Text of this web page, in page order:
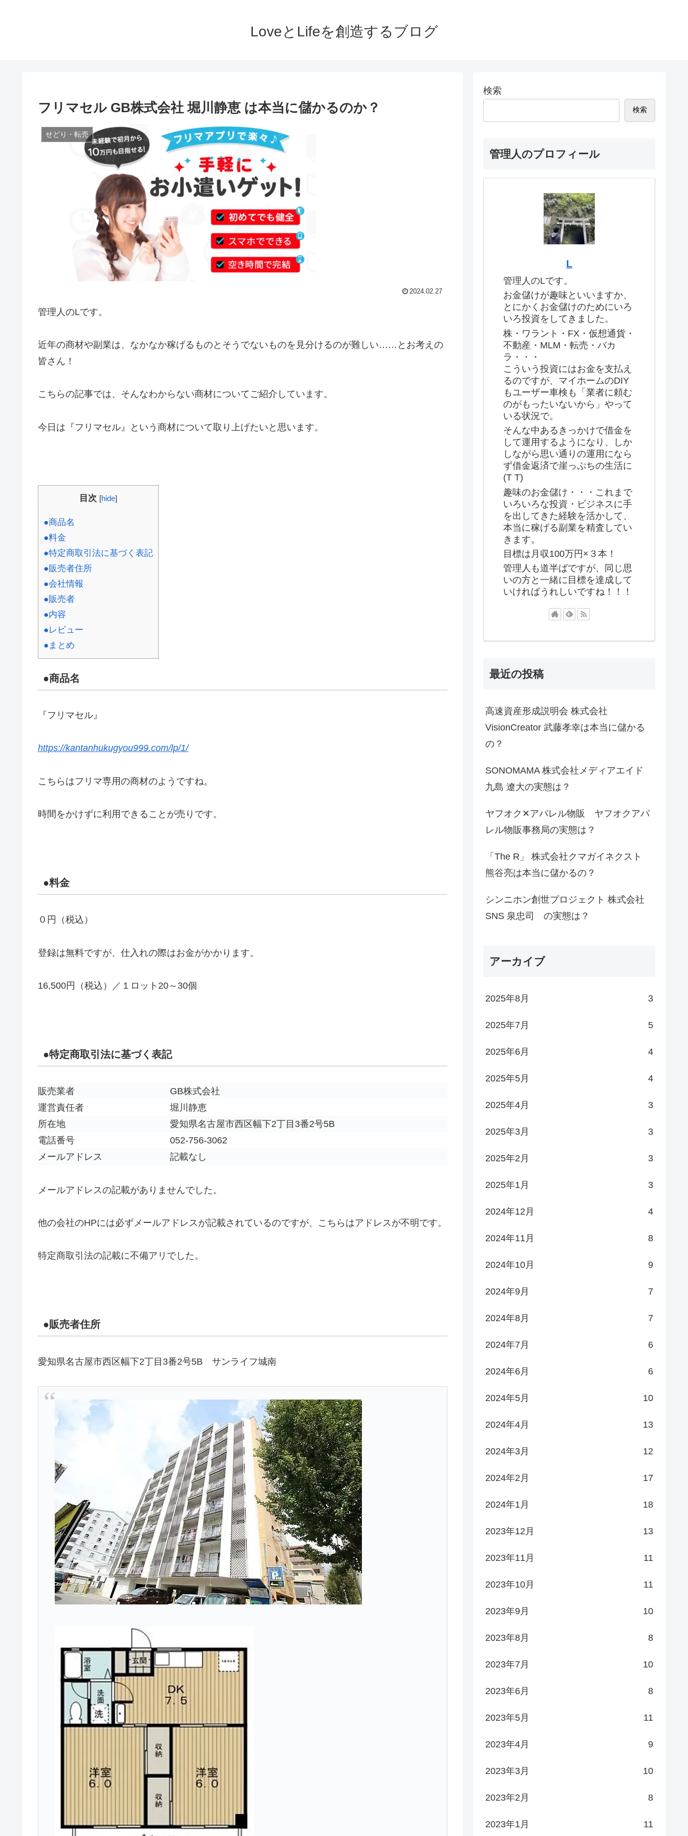
LoveとLifeを創造するブログ
フリマセル GB株式会社 堀川静恵 は本当に儲かるのか？
せどり・転売
2024.02.27
管理人のLです。
近年の商材や副業は、なかなか稼げるものとそうでないものを見分けるのが難しい……とお考えの
皆さん！
こちらの記事では、そんなわからない商材についてご紹介しています。
今日は『フリマセル』という商材について取り上げたいと思います。
目次 [hide]
●商品名
●料金
●特定商取引法に基づく表記
●販売者住所
●会社情報
●販売者
●内容
●レビュー
●まとめ
●商品名
『フリマセル』
https://kantanhukugyou999.com/lp/1/
こちらはフリマ専用の商材のようですね。
時間をかけずに利用できることが売りです。
●料金
０円（税込）
登録は無料ですが、仕入れの際はお金がかかります。
16,500円（税込）／１ロット20～30個
●特定商取引法に基づく表記
販売業者
GB株式会社
運営責任者
堀川静恵
所在地
愛知県名古屋市西区幅下2丁目3番2号5B
電話番号
052-756-3062
メールアドレス
記載なし
メールアドレスの記載がありませんでした。
他の会社のHPには必ずメールアドレスが記載されているのですが、こちらはアドレスが不明です。
特定商取引法の記載に不備アリでした。
●販売者住所
愛知県名古屋市西区幅下2丁目3番2号5B サンライフ城南
検索
検索
管理人のプロフィール
L
管理人のLです。
お金儲けが趣味といいますか、
とにかくお金儲けのためにいろ
いろ投資をしてきました。
株・ワラント・FX・仮想通貨・
不動産・MLM・転売・バカ
ラ・・・
こういう投資にはお金を支払え
るのですが、マイホームのDIY
もユーザー車検も「業者に頼む
のがもったいないから」やって
いる状況で。
そんな中あるきっかけで借金を
して運用するようになり、しか
しながら思い通りの運用になら
ず借金返済で崖っぷちの生活に
(T T)
趣味のお金儲け・・・これまで
いろいろな投資・ビジネスに手
を出してきた経験を活かして、
本当に稼げる副業を精査してい
きます。
目標は月収100万円×３本！
管理人も道半ばですが、同じ思
いの方と一緒に目標を達成して
いければうれしいですね！！！
最近の投稿
高速資産形成説明会 株式会社
VisionCreator 武藤孝幸は本当に儲かる
の？
SONOMAMA 株式会社メディアエイド
九島 遼大の実態は？
ヤフオク✕アパレル物販 ヤフオクアパ
レル物販事務局の実態は？
「The R」 株式会社クマガイネクスト
熊谷亮は本当に儲かるの？
シンニホン創世プロジェクト 株式会社
SNS 泉忠司 の実態は？
アーカイブ
2025年8月 3
2025年7月 5
2025年6月 4
2025年5月 4
2025年4月 3
2025年3月 3
2025年2月 3
2025年1月 3
2024年12月 4
2024年11月 8
2024年10月 9
2024年9月 7
2024年8月 7
2024年7月 6
2024年6月 6
2024年5月 10
2024年4月 13
2024年3月 12
2024年2月 17
2024年1月 18
2023年12月 13
2023年11月 11
2023年10月 11
2023年9月 10
2023年8月 8
2023年7月 10
2023年6月 8
2023年5月 11
2023年4月 9
2023年3月 10
2023年2月 8
2023年1月 11